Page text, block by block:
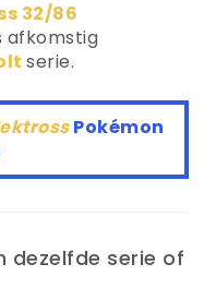
32/86
afkomstig
serie.
Pokémon
dezelfde serie of